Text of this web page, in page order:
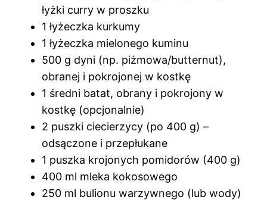
łyżki curry w proszku
1 łyżeczka kurkumy
1 łyżeczka mielonego kuminu
500 g dyni (np. piżmowa/butternut),
obranej i pokrojonej w kostkę
1 średni batat, obrany i pokrojony w
kostkę (opcjonalnie)
2 puszki ciecierzycy (po 400 g) –
odsączone i przepłukane
1 puszka krojonych pomidorów (400 g)
400 ml mleka kokosowego
250 ml bulionu warzywnego (lub wody)